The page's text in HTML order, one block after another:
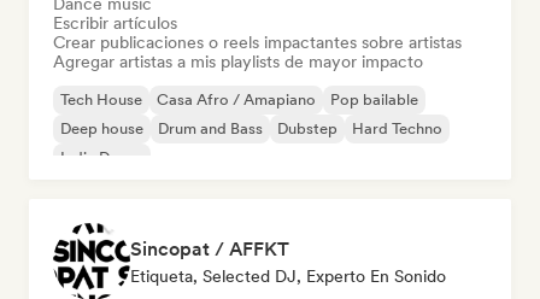
Escribir artículos
Crear publicaciones o reels impactantes sobre artistas
Agregar artistas a mis playlists de mayor impacto
Tech House Casa Afro / Amapiano
Pop bailable
Deep house
Drum and Bass Dubstep
Hard Techno
Indie Dance
Sincopat / AFFKT
Etiqueta, Selected DJ, Experto En Sonido